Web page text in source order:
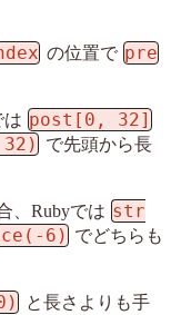
の位置で pre
は post[0, 32]
で先頭から長
、Rubyでは str
6) でどちらも
と長さよりも手